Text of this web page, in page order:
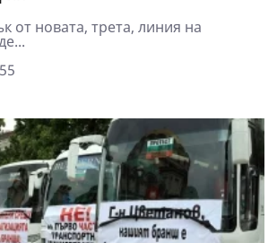
от новата, трета, линия на